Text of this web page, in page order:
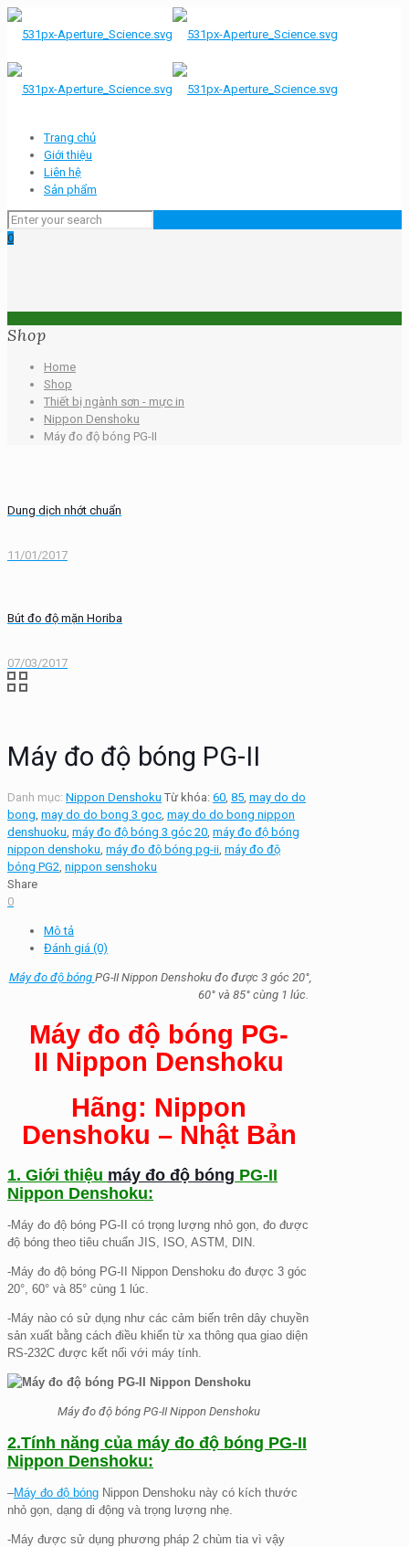
Trang chủ
Giới thiệu
Liên hệ
Sản phẩm
0
Shop
Home
Shop
Thiết bị ngành sơn - mực in
Nippon Denshoku
Máy đo độ bóng PG-II
Dung dịch nhớt chuẩn
11/01/2017
Bút đo độ mặn Horiba
07/03/2017
Máy đo độ bóng PG-II
Danh mục: Nippon Denshoku Từ khóa: 60 85 may do do
bong may do do bong 3 goc may do do bong nippon
denshuoku máy đo độ bóng 3 góc 20 máy đo độ bóng
nippon denshoku máy đo độ bóng pg-ii máy đo độ
bóng PG2 nippon senshoku
Share
0
Mô tả
Đánh giá (0)
Máy đo độ bóng PG-II Nippon Denshoku đo được 3 góc 20°,
60° và 85° cùng 1 lúc.
Máy đo độ bóng PG-
II Nippon Denshoku
Hãng: Nippon
Denshoku – Nhật Bản
1. Giới thiệu máy đo độ bóng PG-II
Nippon Denshoku:
-Máy đo độ bóng PG-II có trọng lượng nhỏ gọn, đo được
độ bóng theo tiêu chuẩn JIS, ISO, ASTM, DIN.
-Máy đo độ bóng PG-II Nippon Denshoku đo được 3 góc
20°, 60° và 85° cùng 1 lúc.
-Máy nào có sử dụng như các cảm biến trên dây chuyền
sản xuất bằng cách điều khiển từ xa thông qua giao diện
RS-232C được kết nối với máy tính.
Máy đo độ bóng PG-II Nippon Denshoku
2.Tính năng của máy đo độ bóng PG-II
Nippon Denshoku:
–Máy đo độ bóng Nippon Denshoku này có kích thước
nhỏ gọn, dạng di động và trọng lượng nhẹ.
-Máy được sử dụng phương pháp 2 chùm tia vì vậy